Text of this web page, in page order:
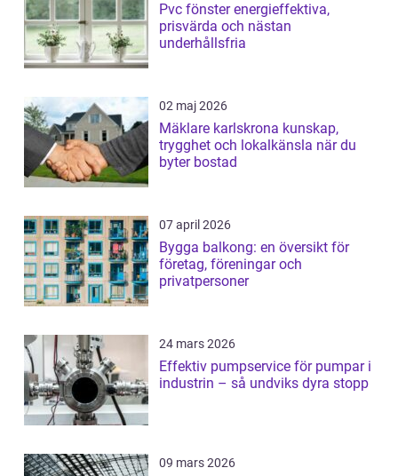
Pvc fönster energieffektiva,
prisvärda och nästan
underhållsfria
02 maj 2026
Mäklare karlskrona kunskap,
trygghet och lokalkänsla när du
byter bostad
07 april 2026
Bygga balkong: en översikt för
företag, föreningar och
privatpersoner
24 mars 2026
Effektiv pumpservice för pumpar i
industrin – så undviks dyra stopp
09 mars 2026